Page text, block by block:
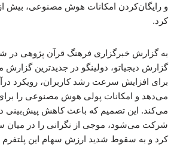
کرد.
به گزارش خبرگزاری فرهنگ قرآن پژوهی در
گزارش دیجیاتو، دولینگو در جدیدترین گزارش
برای افزایش سرعت رشد کاربران، رویکرد
می‌دهد و امکانات پولی هوش مصنوعی را برای
می‌کند. این تصمیم که باعث کاهش پیش‌بینی
شرکت می‌شود، موجی از نگرانی را در میان
کرد و به سقوط شدید ارزش سهام این پلتفرم